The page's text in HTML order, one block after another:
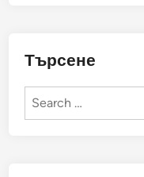
Търсене
Search